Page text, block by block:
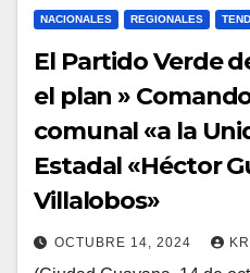
NACIONALES REGIONALES
El Partido Verde
el plan »
comunal «a la
Estadal «Héctor
Villalobos»
OCTUBRE 14, 2024